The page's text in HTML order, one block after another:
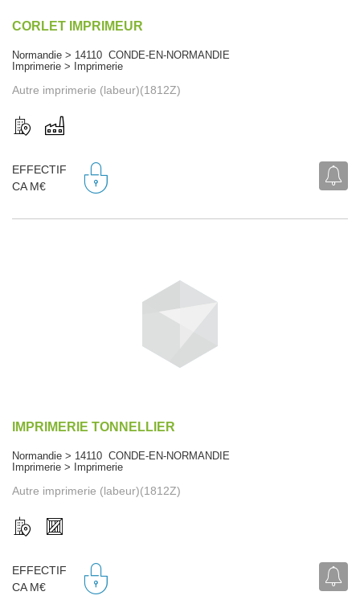
CORLET IMPRIMEUR
Normandie > 14110 CONDE-EN-NORMANDIE
Imprimerie > Imprimerie
Autre imprimerie (labeur)(1812Z)
EFFECTIF
CA M€
IMPRIMERIE TONNELLIER
Normandie > 14110 CONDE-EN-NORMANDIE
Imprimerie > Imprimerie
Autre imprimerie (labeur)(1812Z)
EFFECTIF
CA M€